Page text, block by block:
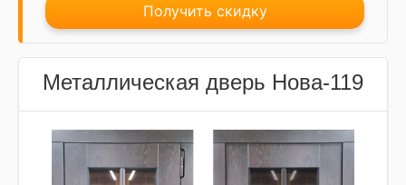
Получить скидку
Металлическая дверь Нова-119